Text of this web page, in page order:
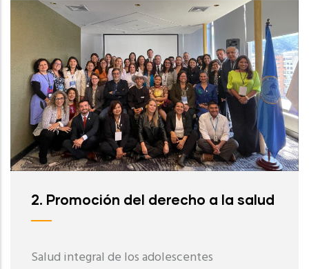
2. Promoción del derecho a la salud
Salud integral de los adolescentes